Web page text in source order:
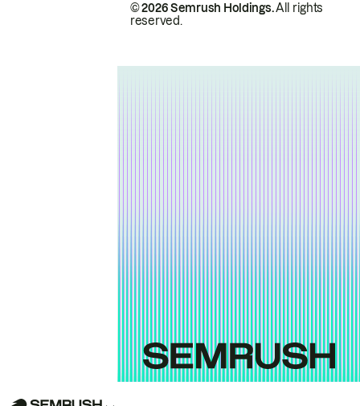
© 2026 Semrush Holdings.All rights
reserved.